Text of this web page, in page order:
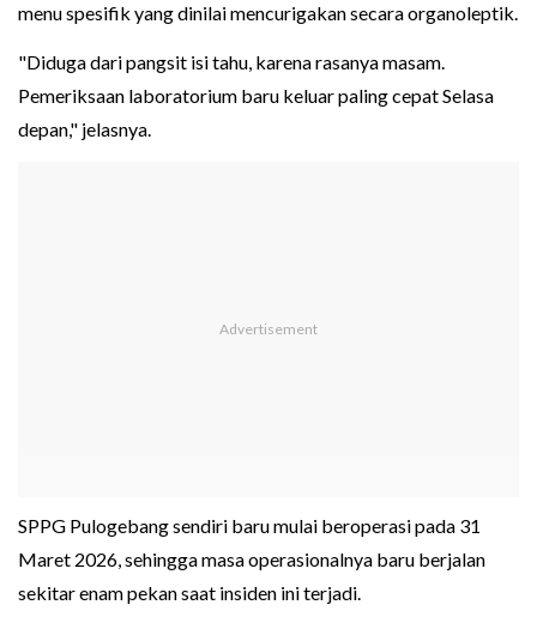
menu spesifik yang dinilai mencurigakan secara organoleptik.
"Diduga dari pangsit isi tahu, karena rasanya masam.
Pemeriksaan laboratorium baru keluar paling cepat Selasa
depan," jelasnya.
SPPG Pulogebang sendiri baru mulai beroperasi pada 31
Maret 2026, sehingga masa operasionalnya baru berjalan
sekitar enam pekan saat insiden ini terjadi.